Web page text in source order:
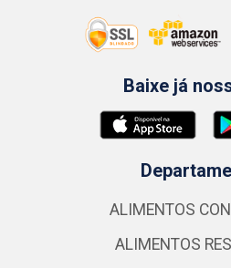
Baixe já
ALIMENTOS
ALIMENTOS